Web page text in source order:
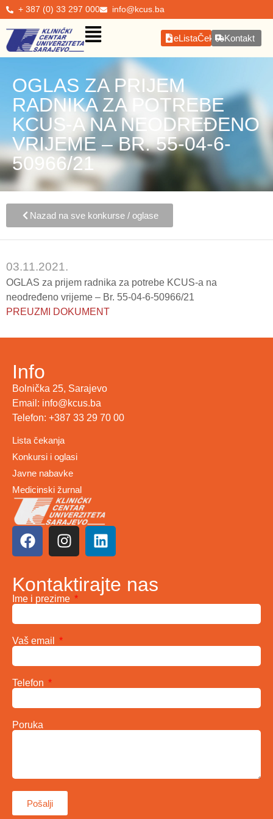
+ 387 (0) 33 297 000 info@kcus.ba
eListaČekanjaKontakt
OGLAS ZA PRIJEM
RADNIKA ZA POTREBE
KCUS-A NA NEODREĐENO
VRIJEME – BR. 55-04-6-
50966/21
Nazad na sve konkurse / oglase
03.11.2021.
OGLAS za prijem radnika za potrebe KCUS-a na
neodređeno vrijeme – Br. 55-04-6-50966/21
PREUZMI DOKUMENT
Info
Bolnička 25, Sarajevo
Email: info@kcus.ba
Telefon: +387 33 29 70 00
Lista čekanja
Konkursi i oglasi
Javne nabavke
Medicinski žurnal
Kontaktirajte nas
Ime i prezime
Vaš email
Telefon
Poruka
Pošalji